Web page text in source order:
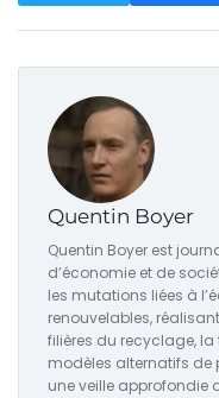
Quentin Boyer
Quentin Boyer est
d’économie et de
les mutations liées à
renouvelables,
filières du recyclage,
modèles alternatifs de
une veille approfondie